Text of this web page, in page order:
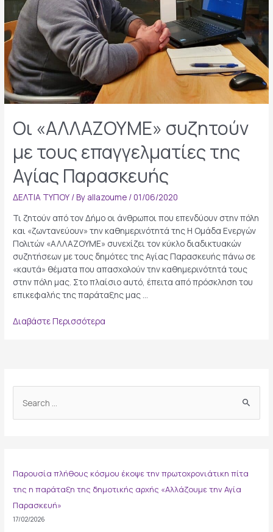
Οι «ΑΛΛΑΖΟΥΜΕ» συζητούν
με τους επαγγελματίες της
Αγίας Παρασκευής
ΔΕΛΤΙΑ ΤΥΠΟΥ / By allazoume /01/06/2020
Τι ζητούν από τον Δήμο οι άνθρωποι που επενδύουν στην πόλη
και «ζωντανεύουν» την καθημερινότητά της H Ομάδα Ενεργών
Πολιτών «ΑΛΛΑΖΟΥΜΕ» συνεχίζει τον κύκλο διαδικτυακών
συζητήσεων με τους δημότες της Αγίας Παρασκευής πάνω σε
«καυτά» θέματα που απασχολούν την καθημερινότητά τους
στην πόλη μας. Στο πλαίσιο αυτό, έπειτα από πρόσκληση του
επικεφαλής της παράταξης μας …
Οι
επαγγελματίες
της
Αγίας
Παρασκευής
Διαβάστε Περισσότερα
h
f
o
r
Παρουσία πλήθους κόσμου έκοψε την πρωτοχρονιάτικη πίτα
της η παράταξη της δημοτικής αρχής «Αλλάζουμε την Αγία
Παρασκευή»
17/02/2026